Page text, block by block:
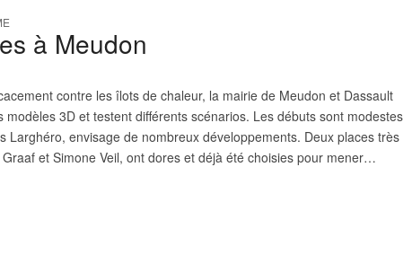
à Meudon
contre les îlots de chaleur, la mairie de Meudon et Dassault
modèles 3D et testent différents scénarios. Les débuts sont modestes
Larghéro, envisage de nombreux développements. Deux places très
et Simone Veil, ont dores et déjà été choisies pour mener…